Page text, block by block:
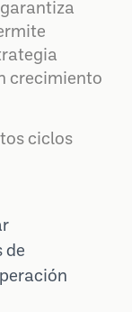
crecimiento
ciclos
de